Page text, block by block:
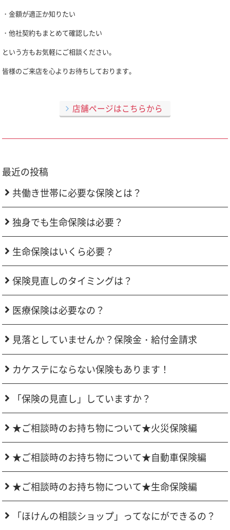
・金額が適正か知りたい
・他社契約もまとめて確認したい
という方もお気軽にご相談ください。
皆様のご来店を心よりお待ちしております。
店舗ページはこちらから
最近の投稿
共働き世帯に必要な保険とは？
独身でも生命保険は必要？
生命保険はいくら必要？
保険見直しのタイミングは？
医療保険は必要なの？
見落としていませんか？保険金・給付金請求
カケステにならない保険もあります！
「保険の見直し」していますか？
★ご相談時のお持ち物について★火災保険編
★ご相談時のお持ち物について★自動車保険編
★ご相談時のお持ち物について★生命保険編
「ほけんの相談ショップ」ってなにができるの？